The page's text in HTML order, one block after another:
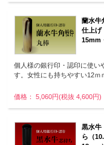
蘭水
仕上げ
15mm
個人様の銀行印・認印に使い
す。女性にも持ちやすい12ｍ
価格： 5,060円(税抜 4,600円)
黒水
ら（